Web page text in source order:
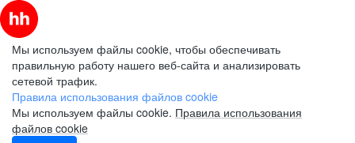
Мы используем файлы cookie, чтобы обеспечивать
правильную работу нашего веб-сайта и анализировать
сетевой трафик.
Правила использования файлов cookie
Мы используем файлы cookie. Правила использования
файлов cookie